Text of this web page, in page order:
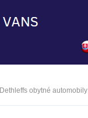
Dethleffs obytné automobily